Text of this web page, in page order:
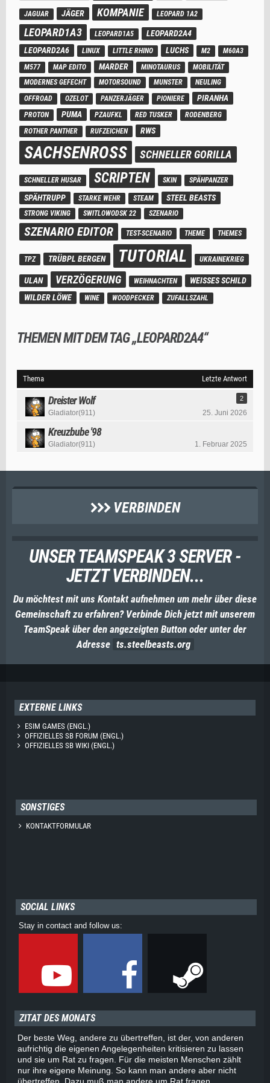
JAGUAR JÄGER KOMPANIE LEOPARD 1A2
LEOPARD1A3 LEOPARD1A5
LEOPARD2A4
LEOPARD2A6
LINUX LITTLE RHINO LUCHS M2
M60A3
M577
MAP EDITO MARDER MINOTAURUS
MOBILITÄT
MODERNES GEFECHT
MOTORSOUND MUNSTER
NEULING
OFFROAD
OZELOT PANZERJÄGER PIONIERE PIRANHA
PROTON PUMA PZAUFKL RED TUSKER
RODENBERG
ROTHER PANTHER
RUFZEICHEN RWS
SACHSENROSS SCHNELLER GORILLA
SCHNELLER HUSAR SCRIPTEN SKIN SPÄHPANZER
SPÄHTRUPP STARKE WEHR STEAM STEEL BEASTS
STRONG VIKING SWITLOWODSK 22 SZENARIO
SZENARIO EDITOR TEST-SCENARIO THEME THEMES
TPZ TRÜBPL BERGEN TUTORIAL UKRAINEKRIEG
ULAN VERZÖGERUNG WEIHNACHTEN
WEISSES SCHILD
WILDER LÖWE
WINE WOODPECKER ZUFALLSZAHL
THEMEN MIT DEM TAG „LEOPARD2A4“
Thema Letzte Antwort
Dreister Wolf 2
Gladiator(911) 25. Juni 2026
Kreuzbube '98
Gladiator(911) 1. Februar 2025
VERBINDEN
UNSER TEAMSPEAK 3 SERVER -
JETZT VERBINDEN...
Du möchtest mit uns Kontakt aufnehmen um mehr über diese
Gemeinschaft zu erfahren? Verbinde Dich jetzt mit unserem
TeamSpeak über den angezeigten Button oder unter der
Adresse ts.steelbeasts.org
EXTERNE LINKS
ESIM GAMES (ENGL.)
OFFIZIELLES SB FORUM (ENGL.)
OFFIZIELLES SB WIKI (ENGL.)
SONSTIGES
KONTAKTFORMULAR
SOCIAL LINKS
Stay in contact and follow us:
ZITAT DES MONATS
Der beste Weg, andere zu übertreffen, ist der, von anderen
aufrichtig die eigenen Angelegenheiten kritisieren zu lassen
und sie um Rat zu fragen. Für die meisten Menschen zählt
nur ihre eigene Meinung. So kann man andere aber nicht